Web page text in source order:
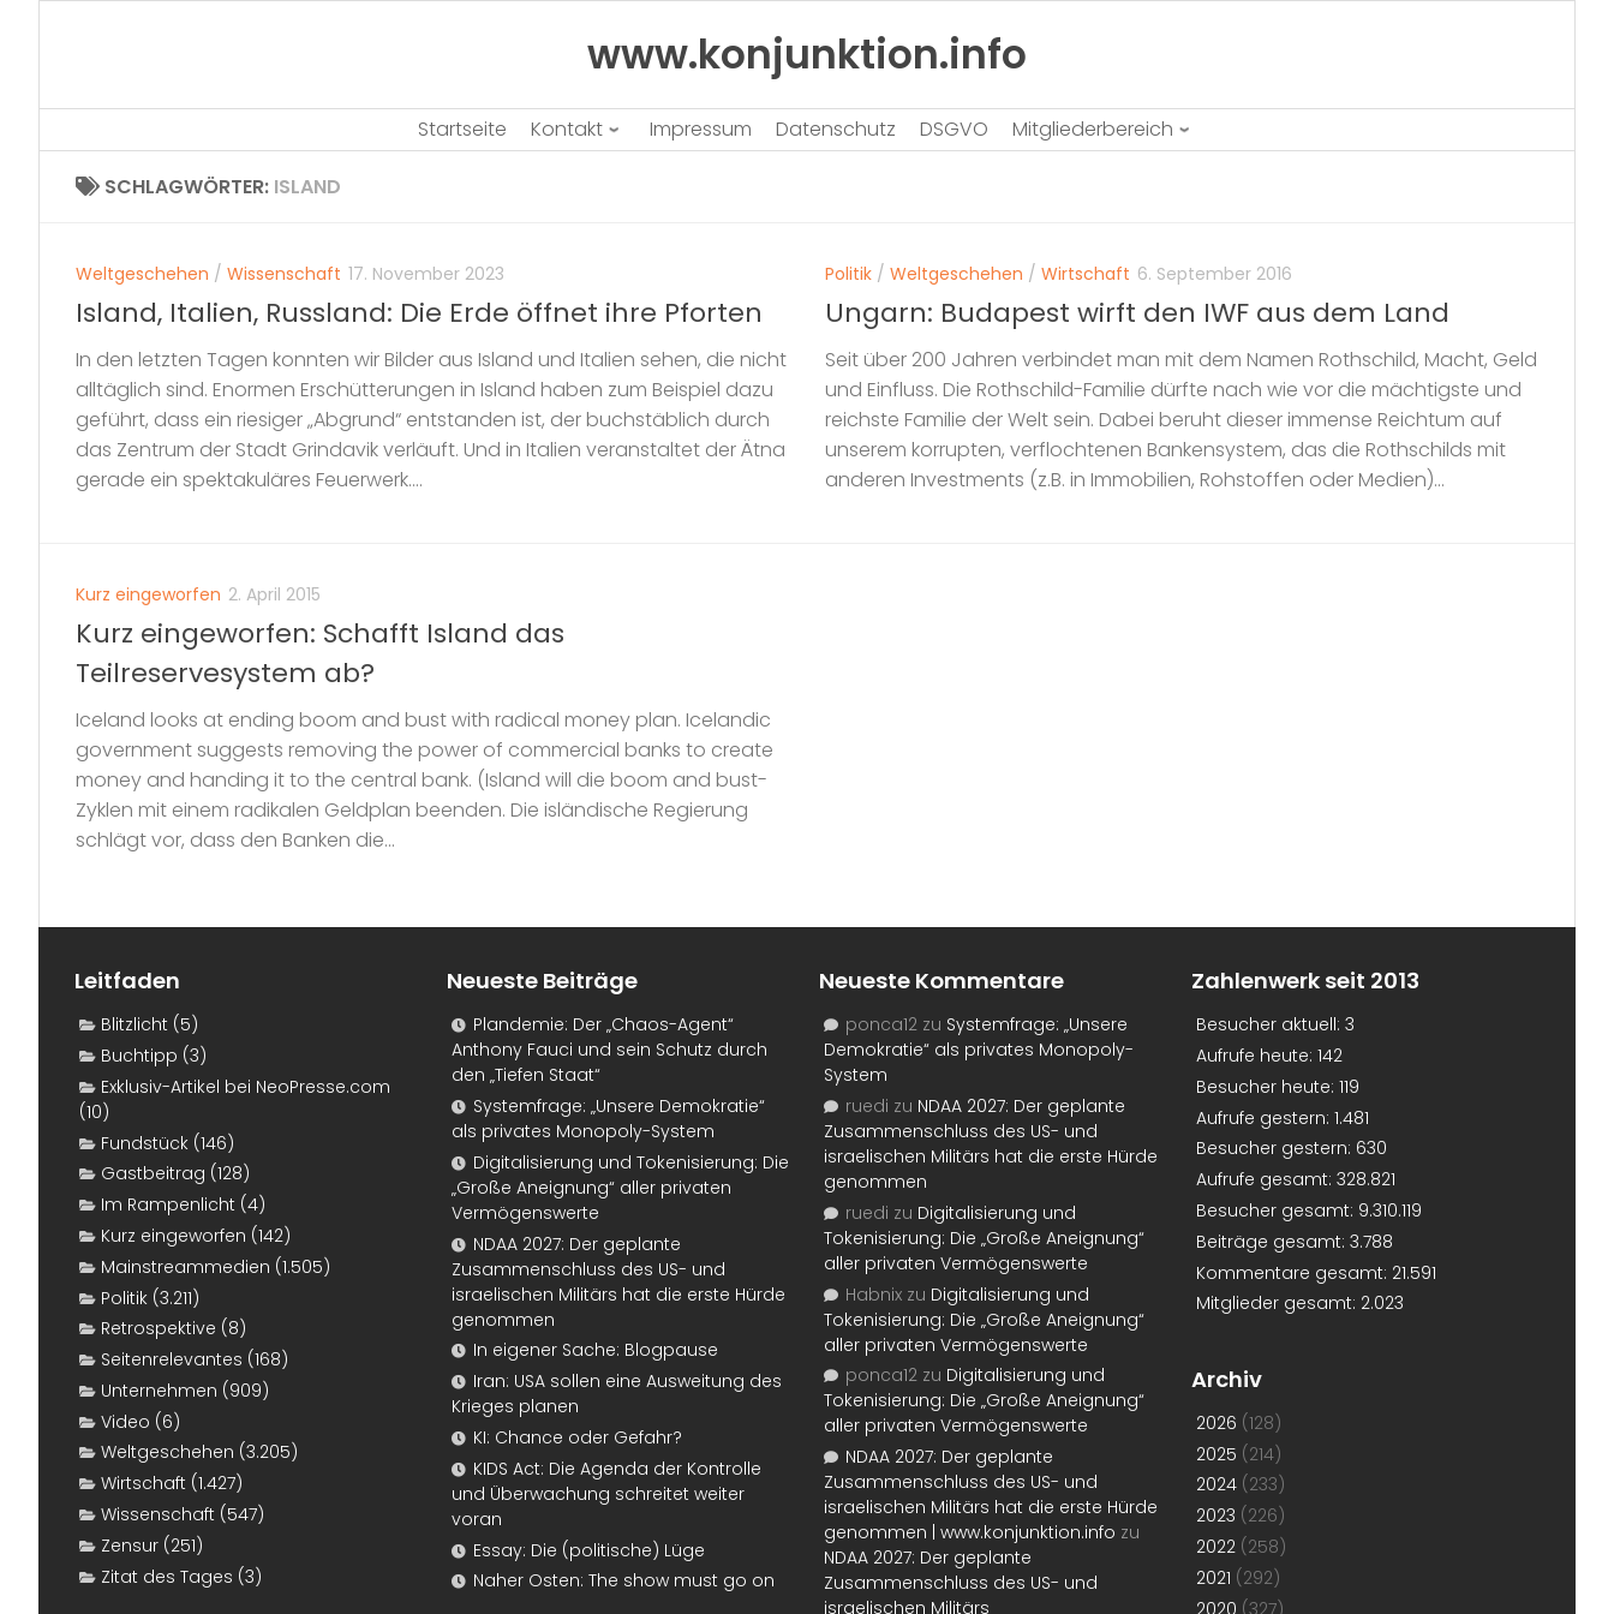
www.konjunktion.info
Startseite Kontakt Impressum Datenschutz DSGVO Mitgliederbereich
SCHLAGWÖRTER: ISLAND
Weltgeschehen / Wissenschaft 17. November 2023
Island, Italien, Russland: Die Erde öffnet ihre Pforten
In den letzten Tagen konnten wir Bilder aus Island und Italien sehen, die nicht
alltäglich sind. Enormen Erschütterungen in Island haben zum Beispiel dazu
geführt, dass ein riesiger „Abgrund“ entstanden ist, der buchstäblich durch
das Zentrum der Stadt Grindavik verläuft. Und in Italien veranstaltet der Ätna
gerade ein spektakuläres Feuerwerk....
Politik / Weltgeschehen / Wirtschaft 6. September 2016
Ungarn: Budapest wirft den IWF aus dem Land
Seit über 200 Jahren verbindet man mit dem Namen Rothschild, Macht, Geld
und Einfluss. Die Rothschild-Familie dürfte nach wie vor die mächtigste und
reichste Familie der Welt sein. Dabei beruht dieser immense Reichtum auf
unserem korrupten, verflochtenen Bankensystem, das die Rothschilds mit
anderen Investments (z.B. in Immobilien, Rohstoffen oder Medien)...
Kurz eingeworfen 2. April 2015
Kurz eingeworfen: Schafft Island das
Teilreservesystem ab?
Iceland looks at ending boom and bust with radical money plan. Icelandic
government suggests removing the power of commercial banks to create
money and handing it to the central bank. (Island will die boom and bust-
Zyklen mit einem radikalen Geldplan beenden. Die isländische Regierung
schlägt vor, dass den Banken die...
Leitfaden
Blitzlicht (5)
Buchtipp (3)
Exklusiv-Artikel bei NeoPresse.com
(10)
Fundstück (146)
Gastbeitrag (128)
Im Rampenlicht (4)
Kurz eingeworfen (142)
Mainstreammedien (1.505)
Politik (3.211)
Retrospektive (8)
Seitenrelevantes (168)
Unternehmen (909)
Video (6)
Weltgeschehen (3.205)
Wirtschaft (1.427)
Wissenschaft (547)
Zensur (251)
Zitat des Tages (3)
Neueste Beiträge
Plandemie: Der „Chaos-Agent“
Anthony Fauci und sein Schutz durch
den „Tiefen Staat“
Systemfrage: „Unsere Demokratie“
als privates Monopoly-System
Digitalisierung und Tokenisierung: Die
„Große Aneignung“ aller privaten
Vermögenswerte
NDAA 2027: Der geplante
Zusammenschluss des US- und
israelischen Militärs hat die erste Hürde
genommen
In eigener Sache: Blogpause
Iran: USA sollen eine Ausweitung des
Krieges planen
KI: Chance oder Gefahr?
KIDS Act: Die Agenda der Kontrolle
und Überwachung schreitet weiter
voran
Essay: Die (politische) Lüge
Naher Osten: The show must go on
Neueste Kommentare
ponca12 zu Systemfrage: „Unsere
Demokratie“ als privates Monopoly-
System
ruedi zu NDAA 2027: Der geplante
Zusammenschluss des US- und
israelischen Militärs hat die erste Hürde
genommen
ruedi zu Digitalisierung und
Tokenisierung: Die „Große Aneignung“
aller privaten Vermögenswerte
Habnix zu Digitalisierung und
Tokenisierung: Die „Große Aneignung“
aller privaten Vermögenswerte
ponca12 zu Digitalisierung und
Tokenisierung: Die „Große Aneignung“
aller privaten Vermögenswerte
NDAA 2027: Der geplante
Zusammenschluss des US- und
israelischen Militärs hat die erste Hürde
genommen | www.konjunktion.info zu
NDAA 2027: Der geplante
Zusammenschluss des US- und
israelischen Militärs
Zahlenwerk seit 2013
Besucher aktuell: 3
Aufrufe heute: 142
Besucher heute: 119
Aufrufe gestern: 1.481
Besucher gestern: 630
Aufrufe gesamt: 328.821
Besucher gesamt: 9.310.119
Beiträge gesamt: 3.788
Kommentare gesamt: 21.591
Mitglieder gesamt: 2.023
Archiv
2026 (128)
2025 (214)
2024 (233)
2023 (226)
2022 (258)
2021 (292)
2020 (327)